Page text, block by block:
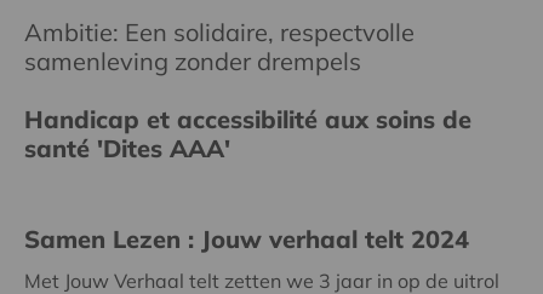
Ambitie: Een solidaire, respectvolle
samenleving zonder drempels
Handicap et accessibilité aux soins de
santé 'Dites AAA'
Samen Lezen : Jouw verhaal telt 2024
Met Jouw Verhaal telt zetten we 3 jaar in op de uitrol